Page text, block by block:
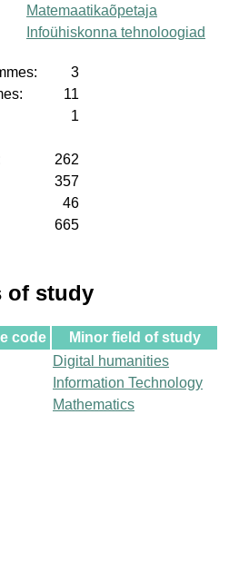
Matemaatikaõpetaja
Infoühiskonna tehnoloogiad
3
11
1
262
357
46
665
of study
code
Minor field of study
Digital humanities
Information Technology
Mathematics